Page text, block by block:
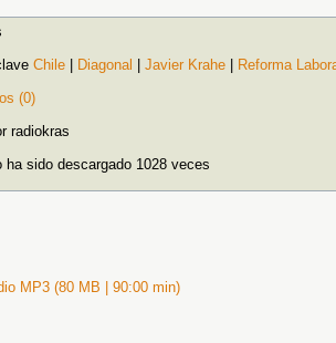
Chile Diagonal Javier Krahe
Reforma
(0)
radiokras
ha sido descargado 1028 veces
MP3 (80 MB | 90:00 min)